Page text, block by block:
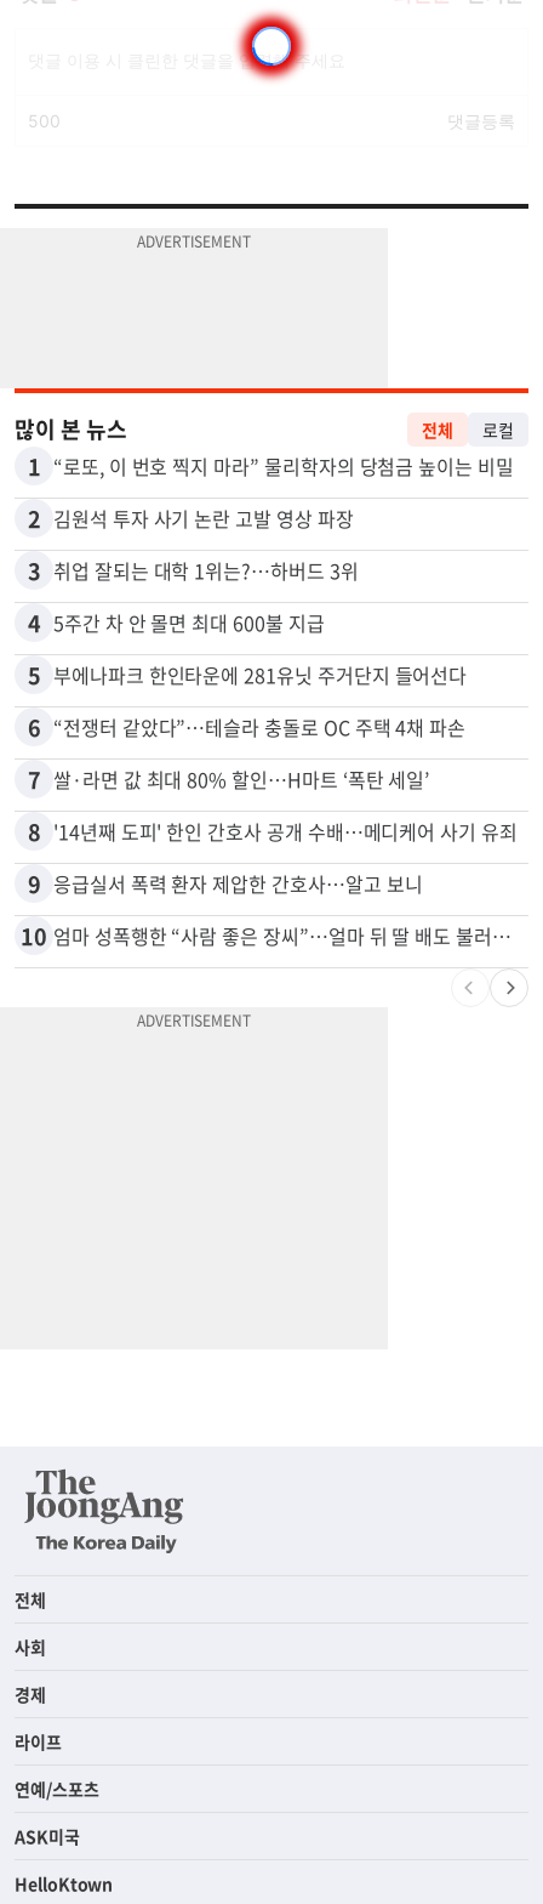
많이 본 뉴스 전체 로컬
1 “로또, 이 번호 찍지 마라” 물리학자의 당첨금 높이는 비밀
2 김원석 투자 사기 논란 고발 영상 파장
3 취업 잘되는 대학 1위는?…하버드 3위
4 5주간 차 안 몰면 최대 600불 지급
5 부에나파크 한인타운에 281유닛 주거단지 들어선다
6 “전쟁터 같았다”…테슬라 충돌로 OC 주택 4채 파손
7 쌀·라면 값 최대 80% 할인…H마트 ‘폭탄 세일’
8 '14년째 도피' 한인 간호사 공개 수배…메디케어 사기 유죄
9 응급실서 폭력 환자 제압한 간호사…알고 보니
10 엄마 성폭행한 “사람 좋은 장씨”…얼마 뒤 딸 배도 불러왔다
전체
사회
경제
라이프
연예/스포츠
ASK미국
HelloKtown